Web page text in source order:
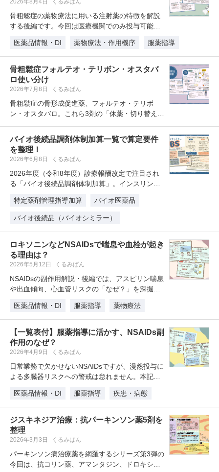
2026年8月4日 くるみぱん
骨粗鬆症の薬物療法に用いる注射薬の特徴を解説
する後編です。今回は医療機関でのみ投与可能な
医薬品情報・DI
薬物療法・作用機序 服薬指導
骨粗鬆症フォルテオ・テリボン・オスタバ
ロ使い分け
2026年7月8日 くるみぱん
骨粗鬆症の骨形成促進薬、フォルテオ・テリボ
ン・オスタバロ。これら3剤の「休薬・切り替え時
バイオ後続品調剤体制加算一覧で算定要件
を整理！
2026年6月8日 くるみぱん
2026年度（令和8年度）診療報酬改定で注目され
る「バイオ後続品調剤体制加算」。インスリン製
特定薬剤管理指導加算
バイオ医薬品
バイオ後続品（バイオシミラー）
ロキソニンなどNSAIDsで喘息や血栓が起き
る理由は？
2026年5月12日 くるみぱん
NSAIDsの副作用解説・後編では、アスピリン喘息
や出血傾向、心血管リスクの「なぜ？」を深掘り
医薬品情報・DI
服薬指導 薬物療法
【一覧表付】服薬指導に活かす、NSAIDs副
作用のなぜ？
2026年4月9日 くるみぱん
日常業務で欠かせないNSAIDsですが、漫然投与に
よる多臓器リスクへの警戒は怠れません。本記事
医薬品情報・DI
服薬指導 疾患・病態
ジスキネジア治療：抗パーキンソン薬5剤を
整理
2026年3月3日 くるみぱん
パーキンソン病治療薬を網羅するシリーズ第3弾の
今回は、抗コリン薬、アマンタジン、ドロキシド